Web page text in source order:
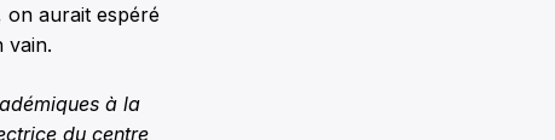
on aurait espéré
vain.
à la
du centre